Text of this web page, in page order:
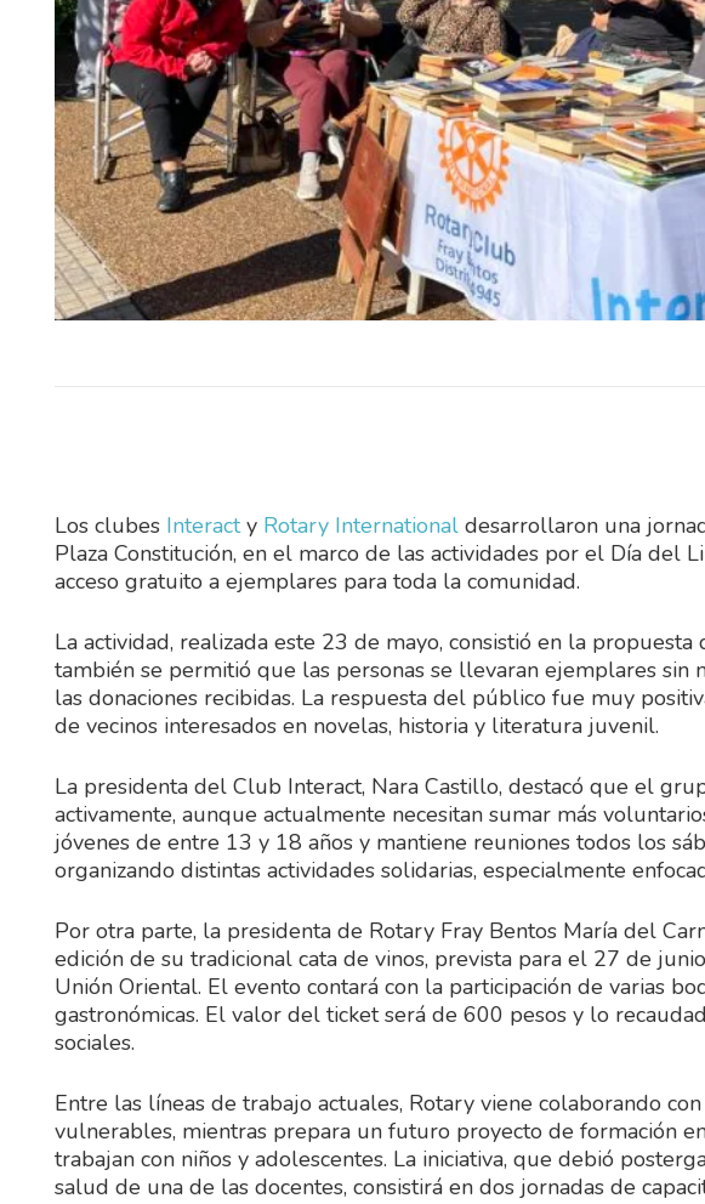
Los clubes Interacty Rotary International desarrollaron una
Plaza Constitución, en el marco de las actividades por el Día del
acceso gratuito a ejemplares para toda la comunidad.
La actividad, realizada este 23 de mayo, consistió en la
también se permitió que las personas se llevaran ejemplares sin
las donaciones recibidas. La respuesta del público fue muy
de vecinos interesados en novelas, historia y literatura juvenil.
La presidenta del Club Interact, Nara Castillo, destacó que el
activamente, aunque actualmente necesitan sumar más
jóvenes de entre 13 y 18 años y mantiene reuniones todos los
organizando distintas actividades solidarias, especialmente
Por otra parte, la presidenta de Rotary Fray Bentos María del
edición de su tradicional cata de vinos, prevista para el 27 de
Unión Oriental. El evento contará con la participación de varias
gastronómicas. El valor del ticket será de 600 pesos y lo
sociales.
Entre las líneas de trabajo actuales, Rotary viene colaborando
vulnerables, mientras prepara un futuro proyecto de formación
trabajan con niños y adolescentes. La iniciativa, que debió
salud de una de las docentes, consistirá en dos jornadas de
El Instituto Uruguayo de Meteorología
(Inumet) incorporará durante 2027 dos
nuevos radares meteorológicos y
pondrá en funcionamiento un sistema…